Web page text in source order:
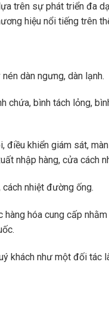
trên sự phát triển đa
hiệu nổi tiếng trên
dàn ngưng, dàn lạnh.
chứa, bình tách lỏng,
điều khiển giám sát,
nhập hàng, cửa cách
cách nhiệt đường ống.
hóa cung cấp
khách như một đối tác